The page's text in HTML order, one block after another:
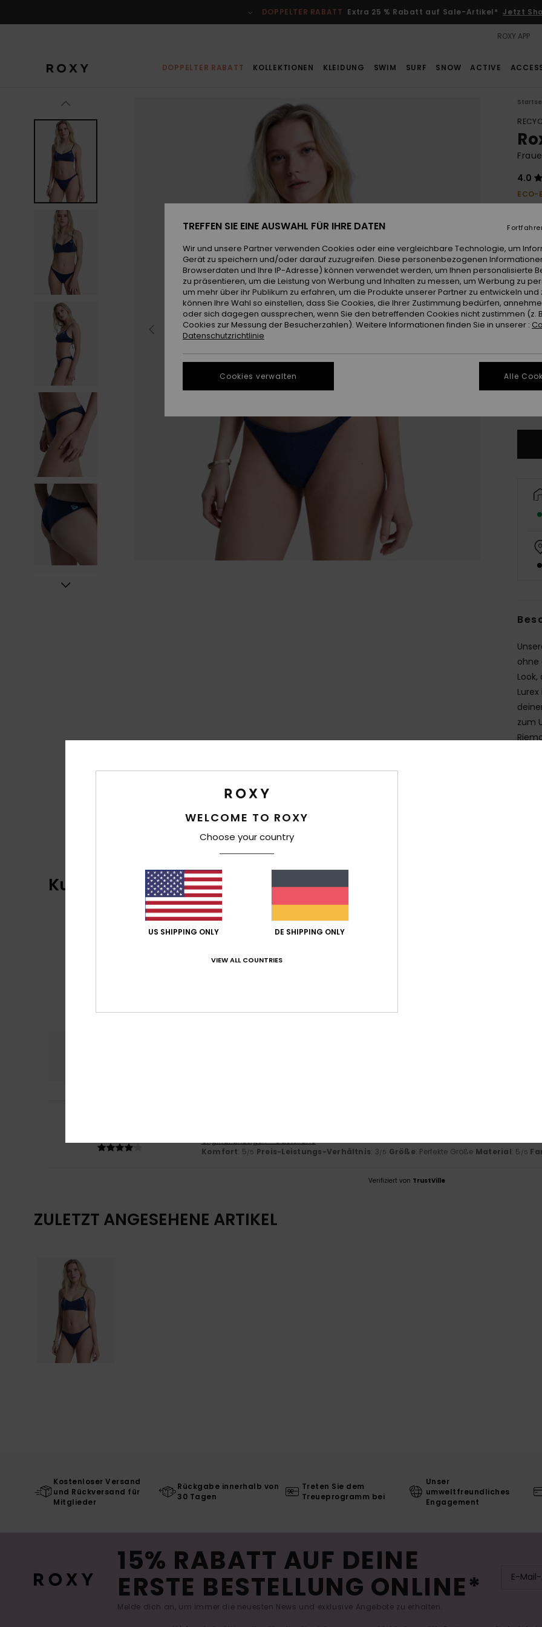
DOPPELTER RABATT Extra 25 % Rabatt auf Sale-Artikel* Jetzt
ROXY APP
DOPPELTER RABATT KOLLEKTIONEN KLEIDUNG SWIM SURF SNOW ACTIVE
4.0
ECO-
SALE
Farbe
XS
ohne
zum
Kundenbewertungen
Durchschnittliche Bewertung
0% unserer Kunden empfehlen dieses Produkt
Original anzeigen - Castellano
Komfort: 5/5 Preis-Leistungs-Verhältnis: 3/5 Größe: Perfekte Größe Material: 5 /5
Verifiziert von TrustVille
ZULETZT ANGESEHENE ARTIKEL
Kostenloser Versand
und Rückversand für
Mitglieder
Rückgabe innerhalb von
30 Tagen
Treten Sie dem
Treueprogramm bei
Unser
umweltfreundliches
Engagement
15% RABATT AUF DEINE
ERSTE BESTELLUNG ONLINE*
Melde dich an, um immer die neuesten News und exklusive Angebote zu erhalten.
WELCOME TO ROXY
Choose your country
US SHIPPING ONLY DE SHIPPING ONLY
VIEW ALL COUNTRIES
TREFFEN SIE EINE AUSWAHL FÜR IHRE DATEN
Wir und unsere Partner verwenden Cookies oder eine vergleichbare Technologie, um
Gerät zu speichern und/oder darauf zuzugreifen. Diese personenbezogenen
Browserdaten und Ihre IP-Adresse) können verwendet werden, um Ihnen personalisierte
zu präsentieren, um die Leistung von Werbung und Inhalten zu messen, um Werbung zu
um mehr über ihr Publikum zu erfahren, um die Produkte unserer Partner zu entwickeln und
können Ihre Wahl so einstellen, dass Sie Cookies, die Ihrer Zustimmung bedürfen,
oder sich dagegen aussprechen, wenn Sie den betreffenden Cookies nicht zustimmen (z.
Cookies zur Messung der Besucherzahlen). Weitere Informationen finden Sie in unserer :
Datenschutzrichtlinie
Cookies verwalten Alle